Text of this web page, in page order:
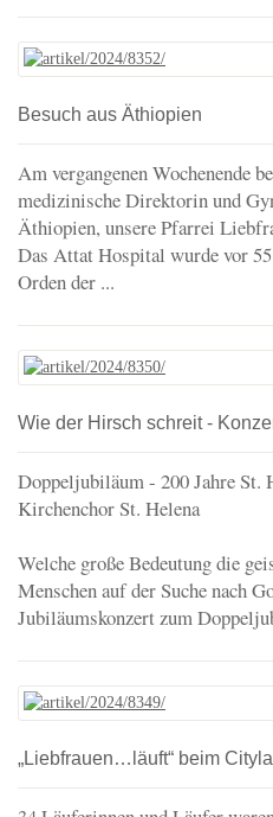
Besuch aus Äthiopien
Am vergangenen Wochenende
medizinische Direktorin und
Äthiopien, unsere Pfarrei
Das Attat Hospital wurde vor
Orden der ...
Wie der Hirsch schreit -
Doppeljubiläum - 200 Jahre St.
Kirchenchor St. Helena
Welche große Bedeutung die
Menschen auf der Suche nach
Jubiläumskonzert zum
„Liebfrauen…läuft“ beim